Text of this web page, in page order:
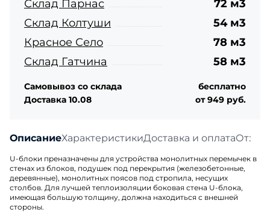
ОписаниеХарактеристикиДоставка и оплата
U-блоки преназначены для устройства монолитных перемычек в
стенах из блоков, подушек под перекрытия (железобетонные,
деревянные), монолитных поясов под стропила, несущих
столбов. Для лучшей теплоизоляции боковая стена U-блока,
имеющая большую толщину, должна находиться с внешней
стороны.
Склад Парнас
72 м3
Склад Колтуши
54 м3
Красное Село
78 м3
Склад Гатчина
58 м3
Самовывоз со склада
бесплатно
Доставка 10.08
от 949 руб.